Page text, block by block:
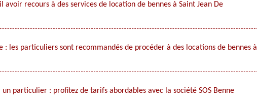
avoir recours à des services de location de bennes à Saint Jean De
les particuliers sont recommandés de procéder à des locations de bennes à
particulier : profitez de tarifs abordables avec la société SOS Benne